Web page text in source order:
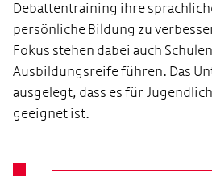
Debattentraining ihre
persönliche Bildung zu
Fokus stehen dabei auch
Ausbildungsreife führen. Das
ausgelegt, dass es für
geeignet ist.